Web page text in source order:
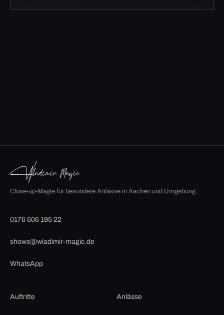
Close-up-Magie für besondere Anlässe in Aachen und Umgebung.
0176 506 195 22
shows@wladimir-magic.de
WhatsApp
Auftritte Anlässe